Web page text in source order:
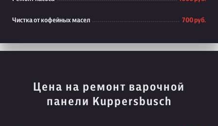
Чистка от кофейных масел 700 руб.
Цена на ремонт варочной
панели Kuppersbusch